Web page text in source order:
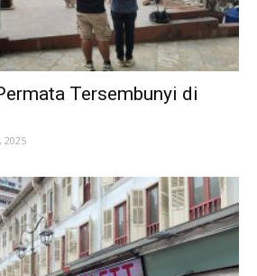
Tersembunyi di
2025